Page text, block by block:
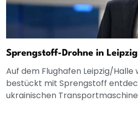
Sprengstoff-Drohne in
Auf dem Flughafen Leipzig/Halle
bestückt mit Sprengstoff
ukrainischen